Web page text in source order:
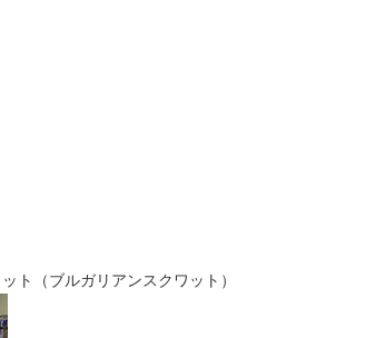
ト（ブルガリアンスクワット）